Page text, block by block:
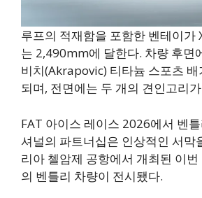
루프의 적재함을 포함한 벤테이가
는 2,490mm에 달한다. 차량 후면
비치(Akrapovic) 티타늄 스포츠
되며, 전면에는 두 개의 견인고리
FAT 아이스 레이스 2026에서 벤
셔널의 파트너십은 인상적인 서막
리아 첼암제 공항에서 개최된 이
의 벤틀리 차량이 전시됐다.